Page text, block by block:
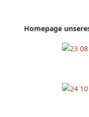
Homepage